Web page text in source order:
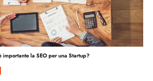
importante la SEO per una Startup?